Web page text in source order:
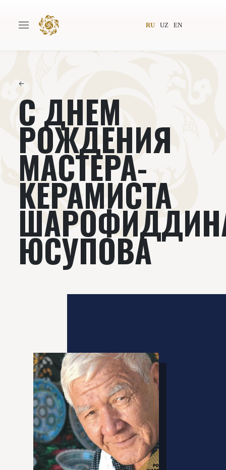
RU UZ EN
Издательство Новости
Проекты Подкасты
Книги Видеолекторий
←
C ДНЕМ
РОЖДЕНИЯ
МАСТЕРА-
КЕРАМИСТА
ЮСУПОВА